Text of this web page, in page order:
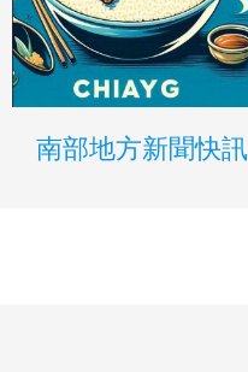
南部地方新聞快訊